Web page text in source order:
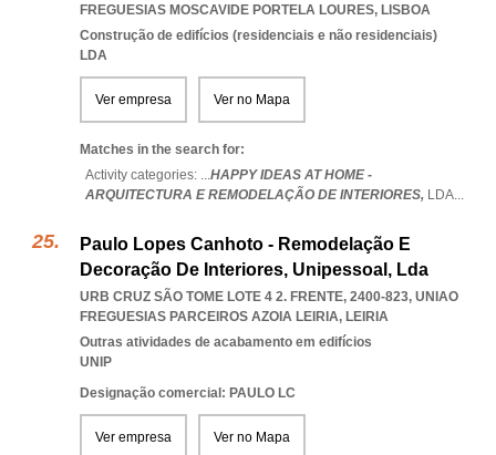
FREGUESIAS MOSCAVIDE PORTELA LOURES, LISBOA
Construção de edifícios (residenciais e não residenciais)
LDA
Ver empresa Ver no Mapa
Matches in the search for:
Activity categories: ...HAPPY IDEAS AT HOME -
ARQUITECTURA E REMODELAÇÃO DE INTERIORES, LDA...
Paulo Lopes Canhoto - Remodelação E
Decoração De Interiores, Unipessoal, Lda
URB CRUZ SÃO TOME LOTE 4 2. FRENTE, 2400-823, UNIAO
FREGUESIAS PARCEIROS AZOIA LEIRIA, LEIRIA
Outras atividades de acabamento em edifícios
UNIP
Designação comercial: PAULO LC
Ver empresa Ver no Mapa